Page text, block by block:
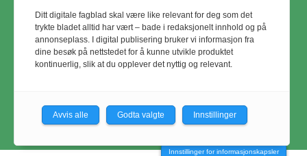
© Utemiljø24 & Idrettsanlegg 2024
Materialet er vernet etter åndsverkloven.
Uten uttrykkelig samtykke er
eksemplarfremstilling bare tillatt når det er
Innstillinger for informasjonskapsler
Ditt digitale fagblad skal være like relevant for deg som det
trykte bladet alltid har vært – bade i redaksjonelt innhold og på
annonseplass. I digital publisering bruker vi informasjon fra
dine besøk på nettstedet for å kunne utvikle produktet
kontinuerlig, slik at du opplever det nyttig og relevant.
Avvis alle Godta valgte Innstillinger